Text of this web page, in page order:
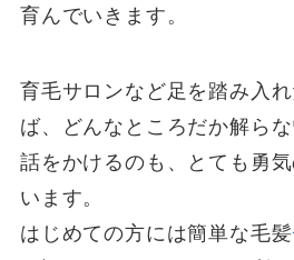
育んでいきます。
育毛サロンなど足を踏み入
ば、どんなところだか解ら
話をかけるのも、とても勇
います。
はじめての方には簡単な毛髪